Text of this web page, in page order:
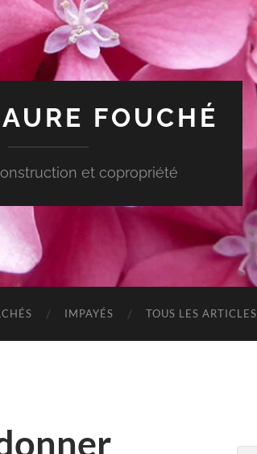
FOUCHÉ
et copropriété
IMPAYÉS TOUS LES ARTICLES